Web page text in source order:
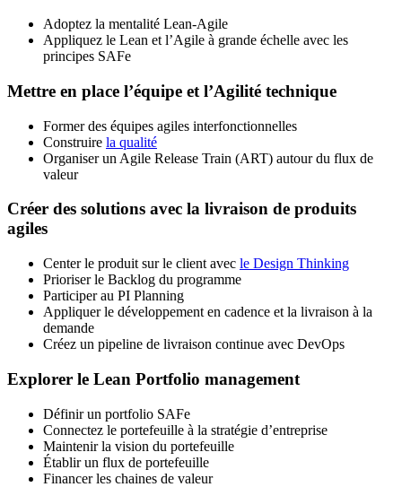
Adoptez la mentalité Lean-Agile
Appliquez le Lean et l’Agile à grande échelle avec les
principes SAFe
Mettre en place l’équipe et l’Agilité technique
Former des équipes agiles interfonctionnelles
Construire la qualité
Organiser un Agile Release Train (ART) autour du flux de
valeur
Créer des solutions avec la livraison de produits
agiles
Center le produit sur le client avec le Design Thinking
Prioriser le Backlog du programme
Participer au PI Planning
Appliquer le développement en cadence et la livraison à la
demande
Créez un pipeline de livraison continue avec DevOps
Explorer le Lean Portfolio management
Définir un portfolio SAFe
Connectez le portefeuille à la stratégie d’entreprise
Maintenir la vision du portefeuille
Établir un flux de portefeuille
Financer les chaines de valeur